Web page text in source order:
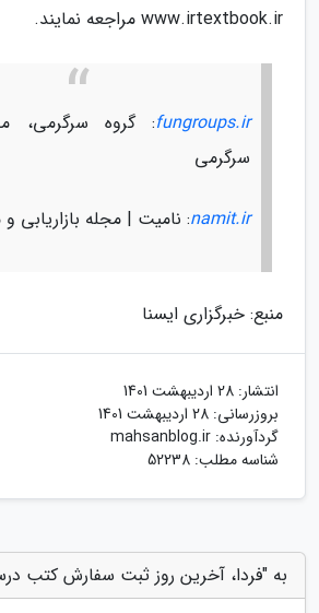
www.irtextbook.ir مراجعه نمایند.
fungroups.ir: گروه سرگرمی،
سرگرمی
namit.ir: نامیت | مجله بازاریابی و
منبع: خبرگزاری ایسنا
انتشار: 28 اردیبهشت 1401
بروزرسانی: 28 اردیبهشت 1401
گردآورنده: mahsanblog.ir
شناسه مطلب: 52238
به "فردا، آخرین روز ثبت سفارش کتب